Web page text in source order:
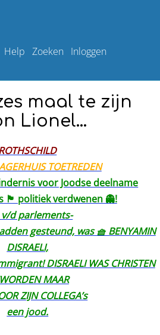
Help Zoeken Inloggen
maal te zijn
Lionel…
TOETREDEN
voor Joodse deelname
🏴󠁧󠁢󠁥󠁮󠁧󠁿 politiek verdwenen 👻!
v/d parlements-
gesteund, was 🧺 BENYAMIN
DISRAELI,
DISRAELI WAS CHRISTEN
MAAR
ZIJN COLLEGA’s
een jood.